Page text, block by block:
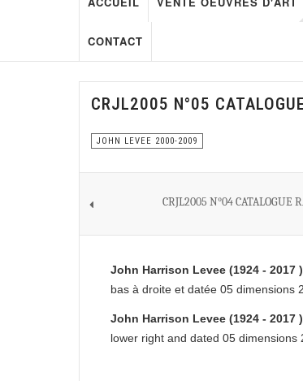
CONTACT
CRJL2005 N°05
JOHN LEVEE 2000-2009
CRJL2005 N°04 CATALOGUE
John Harrison Levee (1924 - 2017 )
bas à droite et datée 05 dimensions
John Harrison Levee (1924 - 2017 )
lower right and dated 05 dimensions